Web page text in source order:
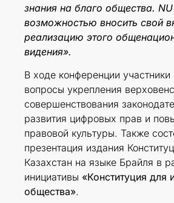
знания на благо общества.
возможностью вносить свой
реализацию этого
видения».
В ходе конференции участники
вопросы укрепления
совершенствования
развития цифровых прав и
правовой культуры. Также
презентация издания
Казахстан на языке Брайля в
инициативы «Конституция для
общества».